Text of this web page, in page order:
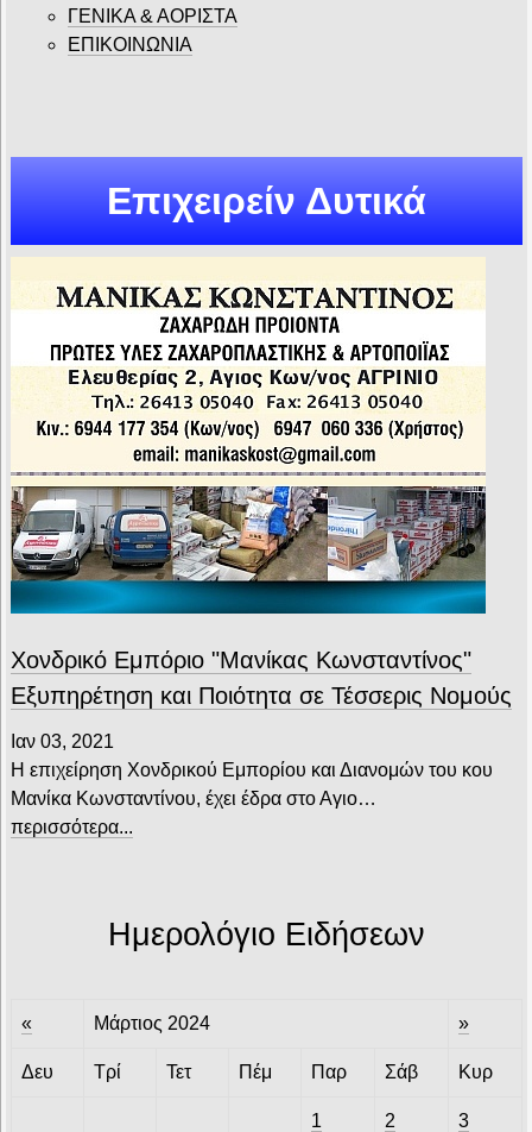
ΓΕΝΙΚΑ & ΑΟΡΙΣΤΑ
ΕΠΙΚΟΙΝΩΝΙΑ
Επιχειρείν Δυτικά
Χονδρικό Εμπόριο "Μανίκας Κωνσταντίνος"
Εξυπηρέτηση και Ποιότητα σε Τέσσερις Νομούς
Ιαν 03, 2021
Η επιχείρηση Χονδρικού Εμπορίου και Διανομών του κου
Μανίκα Κωνσταντίνου, έχει έδρα στο Αγιο…
περισσότερα...
Ημερολόγιο Ειδήσεων
« Μάρτιος 2024 »
Δευ Τρί Τετ Πέμ Παρ Σάβ Κυρ
1 2 3